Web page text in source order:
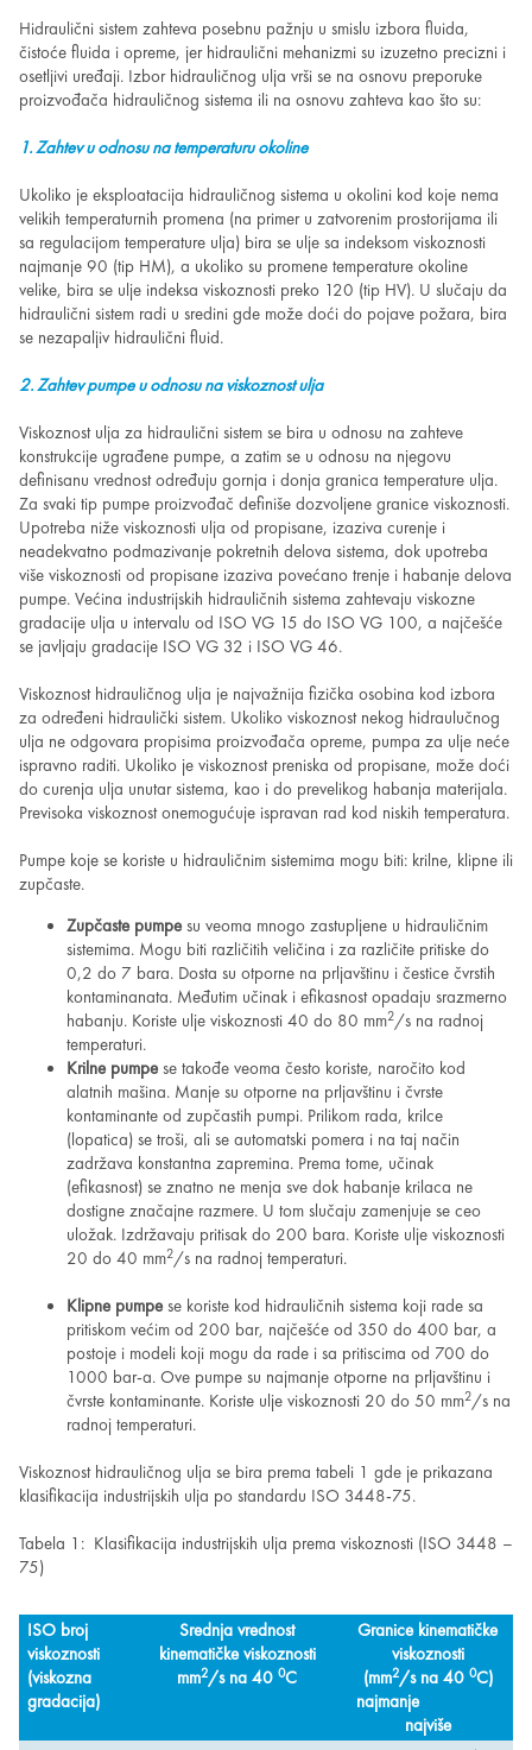
Hidraulični sistem zahteva posebnu pažnju u smislu izbora fluida,
čistoće fluida i opreme, jer hidraulični mehanizmi su izuzetno precizni i
osetljivi uređaji. Izbor hidrauličnog ulja vrši se na osnovu preporuke
proizvođača hidrauličnog sistema ili na osnovu zahteva kao što su:
1. Zahtev u odnosu na temperaturu okoline
Ukoliko je eksploatacija hidrauličnog sistema u okolini kod koje nema
velikih temperaturnih promena (na primer u zatvorenim prostorijama ili
sa regulacijom temperature ulja) bira se ulje sa indeksom viskoznosti
najmanje 90 (tip HM), a ukoliko su promene temperature okoline
velike, bira se ulje indeksa viskoznosti preko 120 (tip HV). U slučaju da
hidraulični sistem radi u sredini gde može doći do pojave požara, bira
se nezapaljiv hidraulični fluid.
2. Zahtev pumpe u odnosu na viskoznost ulja
Viskoznost ulja za hidraulični sistem se bira u odnosu na zahteve
konstrukcije ugrađene pumpe, a zatim se u odnosu na njegovu
definisanu vrednost određuju gornja i donja granica temperature ulja.
Za svaki tip pumpe proizvođač definiše dozvoljene granice viskoznosti.
Upotreba niže viskoznosti ulja od propisane, izaziva curenje i
neadekvatno podmazivanje pokretnih delova sistema, dok upotreba
više viskoznosti od propisane izaziva povećano trenje i habanje delova
pumpe. Većina industrijskih hidrauličnih sistema zahtevaju viskozne
gradacije ulja u intervalu od ISO VG 15 do ISO VG 100, a najčešće
se javljaju gradacije ISO VG 32 i ISO VG 46.
Viskoznost hidrauličnog ulja je najvažnija fizička osobina kod izbora
za određeni hidraulički sistem. Ukoliko viskoznost nekog hidraulučnog
ulja ne odgovara propisima proizvođača opreme, pumpa za ulje neće
ispravno raditi. Ukoliko je viskoznost preniska od propisane, može doći
do curenja ulja unutar sistema, kao i do prevelikog habanja materijala.
Previsoka viskoznost onemogućuje ispravan rad kod niskih temperatura.
Pumpe koje se koriste u hidrauličnim sistemima mogu biti: krilne, klipne ili
zupčaste.
Zupčaste pumpesu veoma mnogo zastupljene u hidrauličnim
sistemima. Mogu biti različitih veličina i za različite pritiske do
0,2 do 7 bara. Dosta su otporne na prljavštinu i čestice čvrstih
kontaminanata. Međutim učinak i efikasnost opadaju srazmerno
habanju. Koriste ulje viskoznosti 40 do 80 mm2/s na radnoj
temperaturi.
Krilne pumpese takođe veoma često koriste, naročito kod
alatnih mašina. Manje su otporne na prljavštinu i čvrste
kontaminante od zupčastih pumpi. Prilikom rada, krilce
(lopatica) se troši, ali se automatski pomera i na taj način
zadržava konstantna zapremina. Prema tome, učinak
(efikasnost) se znatno ne menja sve dok habanje krilaca ne
dostigne značajne razmere. U tom slučaju zamenjuje se ceo
uložak. Izdržavaju pritisak do 200 bara. Koriste ulje viskoznosti
20 do 40 mm2/s na radnoj temperaturi.
Klipne pumpese koriste kod hidrauličnih sistema koji rade sa
pritiskom većim od 200 bar, najčešće od 350 do 400 bar, a
postoje i modeli koji mogu da rade i sa pritiscima od 700 do
1000 bar-a. Ove pumpe su najmanje otporne na prljavštinu i
čvrste kontaminante. Koriste ulje viskoznosti 20 do 50 mm2/s na
radnoj temperaturi.
Viskoznost hidrauličnog ulja se bira prema tabeli 1 gde je prikazana
klasifikacija industrijskih ulja po standardu ISO 3448-75.
Tabela 1: Klasifikacija industrijskih ulja prema viskoznosti (ISO 3448 –
75)
ISO broj
viskoznosti
(viskozna
gradacija)
Srednja vrednost
kinematičke viskoznosti
mm2/s na 400C
Granice kinematičke
viskoznosti
(mm2/s na 40 0C)
najmanje
najviše